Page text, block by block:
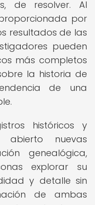
de resolver. Al
por
resultados de las
pueden
más completos
la historia de
de una
históricos y
abierto nuevas
genealógica,
explorar su
y detalle sin
de ambas